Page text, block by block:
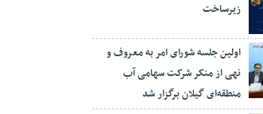
زیرساخت
اولین جلسه شورای امر به معروف و
نهی از منکر شرکت سهامی آب
منطقه‌ای گیلان برگزار شد